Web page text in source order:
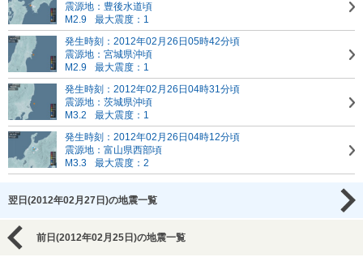
震源地：豊後水道頃
M2.9
最大震度：1
発生時刻：2012年02月26日05時42分頃
震源地：宮城県沖頃
M2.9
最大震度：1
発生時刻：2012年02月26日04時31分頃
震源地：茨城県沖頃
M3.2
最大震度：1
発生時刻：2012年02月26日04時12分頃
震源地：富山県西部頃
M3.3
最大震度：2
翌日(2012年02月27日)の地震一覧
前日(2012年02月25日)の地震一覧